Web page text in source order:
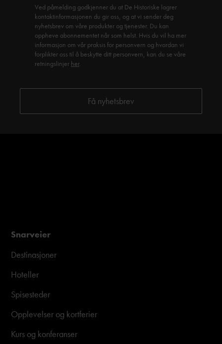
Ved påmelding godkjenner du at De Historiske lagrer
kontaktinformasjonen du gir oss, og at vi sender deg
nyhetsbrev om våre produkter og tjenester. Du kan
oppheve abonnementet når som helst. Hvis du vil ha mer
informasjon om vår praksis for personvern og hvordan vi
forplikter oss til å beskytte ditt personvern, kan du se våre
retningslinjer her.
Snarveier
Destinasjoner
Hoteller
Spisesteder
Opplevelser og kortferier
Kurs og konferanser